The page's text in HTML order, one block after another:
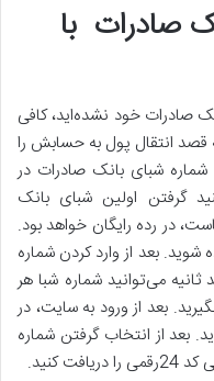
صادرات با
صادرات خود نشده‌اید، کافی
انتقال پول به حسابش را
شماره شبای بانک صادرات در
گرفتن اولین شبای بانک
در رده رایگان خواهد بود.
شوید. بعد از وارد کردن شماره
می‌توانید شماره شبا هر
بعد از ورود به سایت، در
بعد از انتخاب گرفتن شماره
کنید.